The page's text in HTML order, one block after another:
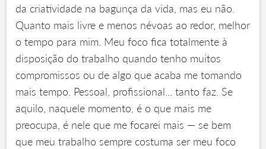
da criatividade na bagunça da vida, mas eu não.
Quanto mais livre e menos névoas ao redor, melhor
o tempo para mim. Meu foco fica totalmente à
disposição do trabalho quando tenho muitos
compromissos ou de algo que acaba me tomando
mais tempo. Pessoal, profissional... tanto faz. Se
aquilo, naquele momento, é o que mais me
preocupa, é nele que me focarei mais — se bem
que meu trabalho sempre costuma ser meu foco